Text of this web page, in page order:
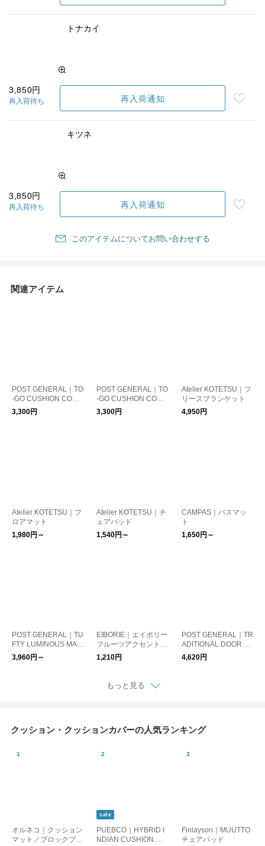
トナカイ
3,850円
再入荷待ち 再入荷通知
キツネ
3,850円
再入荷待ち 再入荷通知
このアイテムについてお問い合わせする
関連アイテム
POST GENERAL｜TO
-GO CUSHION COVE
R / クッションカバー
3,300円
POST GENERAL｜TO
-GO CUSHION COVE
R / トゥーゴークッシ
ョンカバー
3,300円
Atelier KOTETSU｜フ
リースブランケット
4,950円
Atelier KOTETSU｜フ
ロアマット
1,980円～
Atelier KOTETSU｜チ
ェアパッド
1,540円～
CAMPAS｜バスマッ
ト
1,650円～
POST GENERAL｜TU
FTY LUMINOUS MAT
/ タフティー ルミナス
マット
3,960円～
EIBORIE｜エイボリー
フルーツアクセントマ
ット
1,210円
POST GENERAL｜TR
ADITIONAL DOOR M
AT60 /トラディショナ
ルドアマット60 玄
4,620円
もっと見る
クッション・クッションカバーの人気ランキング
オルネコ｜クッション
マット／ブロックプリ
sale
PUEBCO｜HYBRID I
NDIAN CUSHION ハ
Finlayson｜MUUTTO
チェアパッド